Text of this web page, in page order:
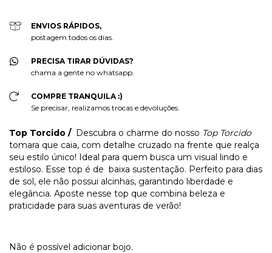
ENVIOS RÁPIDOS,
postagem todos os dias.
PRECISA TIRAR DÚVIDAS?
chama a gente no whatsapp.
COMPRE TRANQUILA :)
Se precisar, realizamos trocas e devoluções.
Top Torcido / Descubra o charme do nosso Top Torcido
tomara que caia, com detalhe cruzado na frente que realça
seu estilo único! Ideal para quem busca um visual lindo e
estiloso. Esse top é de baixa sustentação. Perfeito para dias
de sol, ele não possui alcinhas, garantindo liberdade e
elegância. Aposte nesse top que combina beleza e
praticidade para suas aventuras de verão!
Não é possível adicionar bojo.